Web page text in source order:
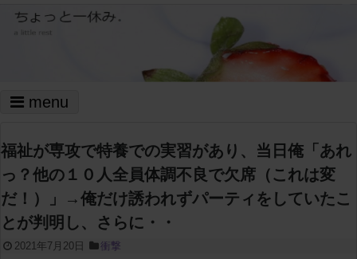
menu
福祉が専攻で特養での実習があり、当日俺「あれ
っ？他の１０人全員体調不良で欠席（これは変
だ！）」→俺だけ誘われずパーティをしていたこ
とが判明し、さらに・・
2021年7月20日 衝撃